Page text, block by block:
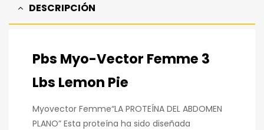
DESCRIPCIÓN
Pbs Myo-Vector Femme 3
Lbs Lemon Pie
Myovector Femme“LA PROTEÍNA DEL ABDOMEN
PLANO” Esta proteína ha sido diseñada